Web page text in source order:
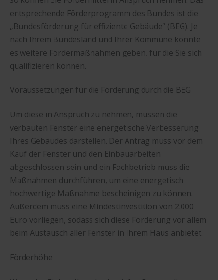
entsprechende Förderprogramm des Bundes ist die
„Bundesförderung für effiziente Gebäude“ (BEG). Je
nach Ihrem Bundesland und Ihrer Kommune könnte
es weitere Fördermaßnahmen geben, für die Sie sich
qualifizieren können.
Voraussetzungen für die Förderung durch die BEG
Um diese in Anspruch zu nehmen, müssen die
verbauten Fenster eine energetische Verbesserung
Ihres Gebäudes darstellen. Der Antrag muss vor dem
Kauf der Fenster und den Einbauarbeiten
abgeschlossen sein und ein Fachbetrieb muss die
Maßnahmen durchführen, um eine energetisch
hochwertige Maßnahme bescheinigen zu können.
Außerdem muss eine Mindestinvestition von 2.000
Euro vorliegen, sodass sich diese Förderung vor allem
beim Austausch aller Fenster in Ihrem Haus anbietet.
Förderhöhe